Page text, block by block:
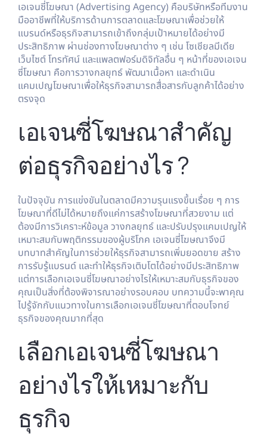
เอเจนซี่โฆษณา (Advertising Agency) คือบริษัทหรือทีมงาน
มืออาชีพที่ให้บริการด้านการตลาดและโฆษณาเพื่อช่วยให้
แบรนด์หรือธุรกิจสามารถเข้าถึงกลุ่มเป้าหมายได้อย่างมี
ประสิทธิภาพ ผ่านช่องทางโฆษณาต่าง ๆ เช่น โซเชียลมีเดีย
เว็บไซต์ โทรทัศน์ และแพลตฟอร์มดิจิทัลอื่น ๆ หน้าที่ของเอเจน
ซี่โฆษณา คือการวางกลยุทธ์ พัฒนาเนื้อหา และดำเนิน
แคมเปญโฆษณาเพื่อให้ธุรกิจสามารถสื่อสารกับลูกค้าได้อย่าง
ตรงจุด
เอเจนซี่โฆษณาสำคัญ
ต่อธุรกิจอย่างไร ?
ในปัจจุบัน การแข่งขันในตลาดมีความรุนแรงขึ้นเรื่อย ๆ การ
โฆษณาที่ดีไม่ได้หมายถึงแค่การสร้างโฆษณาที่สวยงาม แต่
ต้องมีการวิเคราะห์ข้อมูล วางกลยุทธ์ และปรับปรุงแคมเปญให้
เหมาะสมกับพฤติกรรมของผู้บริโภค เอเจนซี่โฆษณาจึงมี
บทบาทสำคัญในการช่วยให้ธุรกิจสามารถเพิ่มยอดขาย สร้าง
การรับรู้แบรนด์ และทำให้ธุรกิจเติบโตได้อย่างมีประสิทธิภาพ
แต่การเลือกเอเจนซี่โฆษณาอย่างไรให้เหมาะสมกับธุรกิจของ
คุณเป็นสิ่งที่ต้องพิจารณาอย่างรอบคอบ บทความนี้จะพาคุณ
ไปรู้จักกับแนวทางในการเลือกเอเจนซี่โฆษณาที่ตอบโจทย์
ธุรกิจของคุณมากที่สุด
เลือกเอเจนซี่โฆษณา
อย่างไรให้เหมาะกับ
ธุรกิจ